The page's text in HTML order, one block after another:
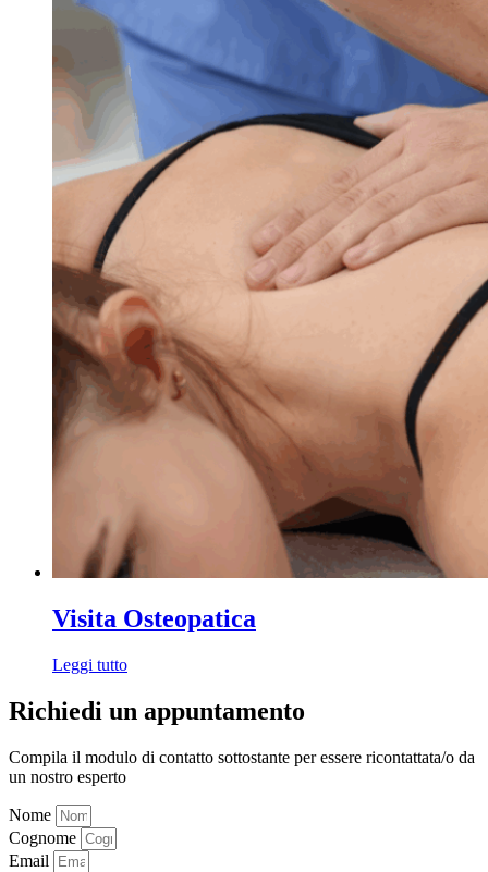
Visita Osteopatica
Leggi tutto
Richiedi un appuntamento
Compila il modulo di contatto sottostante per essere ricontattata/o da
un nostro esperto
Nome
Cognome
Email